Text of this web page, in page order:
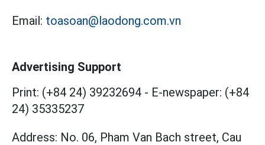
Email: toasoan@laodong.com.vn
Advertising Support
Print: (+84 24) 39232694 - E-newspaper: (+84
24) 35335237
Address: No. 06, Pham Van Bach street, Cau